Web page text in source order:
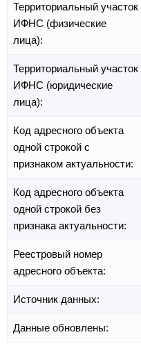
Территориальный участок
ИФНС (физические
лица):
Территориальный участок
ИФНС (юридические
лица):
Код адресного объекта
одной строкой с
признаком актуальности:
Код адресного объекта
одной строкой без
признака актуальности:
Реестровый номер
адресного объекта:
Источник данных:
Данные обновлены: